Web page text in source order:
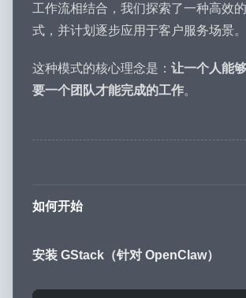
工作流相结合，我们探索了一种高效
式，并计划逐步应用于客户服务场景。
这种模式的核心理念是： 让一个人能
要一个团队才能完成的工作。
如何开始
安装 GStack（针对 OpenClaw）